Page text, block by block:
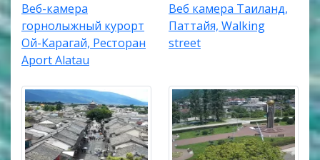
Веб-камера
горнолыжный курорт
Ой-Карагай, Ресторан
Aport Alatau
Веб камера Таиланд,
Паттайя, Walking
street